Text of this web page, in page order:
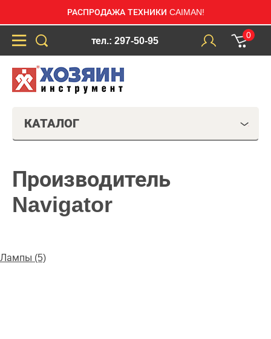
РАСПРОДАЖА ТЕХНИКИ CAIMAN!
тел.: 297-50-95
0
КАТАЛОГ
Производитель
Navigator
Лампы (5)